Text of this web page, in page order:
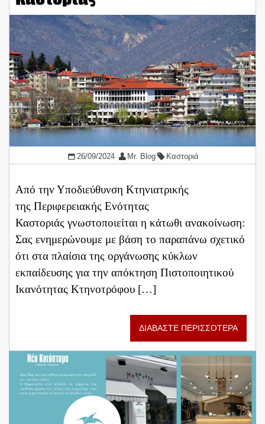
26/09/2024 Mr. Blog Καστοριά
Από την Υποδιεύθυνση Κτηνιατρικής
της Περιφερειακής Ενότητας
Καστοριάς γνωστοποιείται η κάτωθι ανακοίνωση:
Σας ενημερώνουμε με βάση το παραπάνω σχετικό
ότι στα πλαίσια της οργάνωσης κύκλων
εκπαίδευσης για την απόκτηση Πιστοποιητικού
Ικανότητας Κτηνοτρόφου […]
ΔΙΑΒΑΣΤΕ ΠΕΡΙΣΣΟΤΕΡΑ